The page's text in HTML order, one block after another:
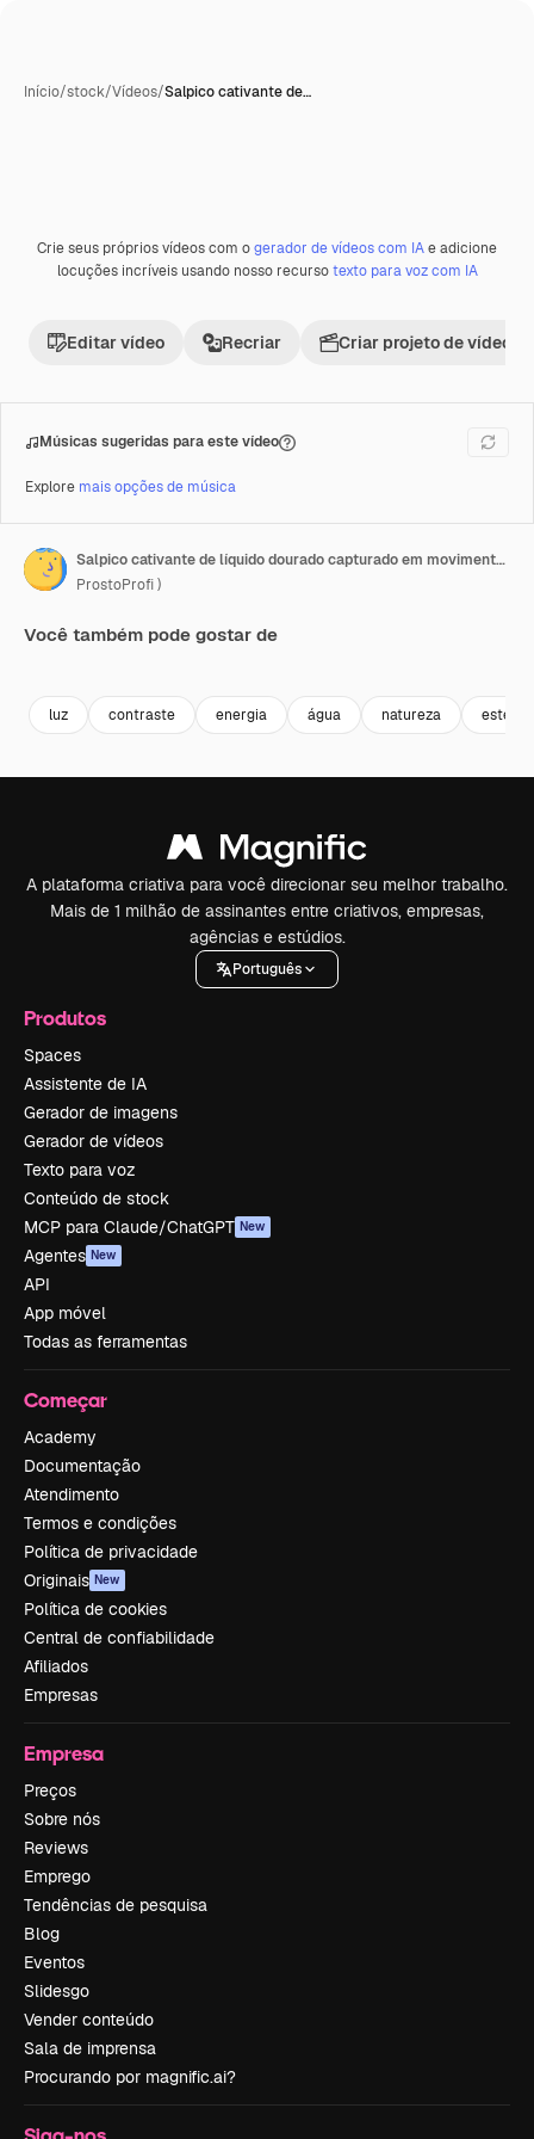
Início/stock/Vídeos/Salpico cativante de…
PremiumGerada com IA
Crie seus próprios vídeos com ogerador de vídeos com IAe adicione
locuções incríveis usando nosso recursotexto para voz com IA
Editar vídeo Recriar Criar projeto de vídeo
Músicas sugeridas para este vídeo
Explore mais opções de música
Salpico cativante de líquido dourado capturado em movimento com gotículas cintilantes contra um fundo radiante, exibindo a beleza da dinâmica dos fluidos e do jogo de cores.
ProstoProfi )
Você também pode gostar de
luz contraste energia água natureza
A plataforma criativa para você direcionar seu melhor trabalho.
Mais de 1 milhão de assinantes entre criativos, empresas,
agências e estúdios.
Português
Produtos
Spaces
Assistente de IA
Gerador de imagens
Gerador de vídeos
Texto para voz
Conteúdo de stock
MCP para Claude/ChatGPT New
Agentes New
API
App móvel
Todas as ferramentas
Começar
Academy
Documentação
Atendimento
Termos e condições
Política de privacidade
Originais New
Política de cookies
Central de confiabilidade
Afiliados
Empresas
Empresa
Preços
Sobre nós
Reviews
Emprego
Tendências de pesquisa
Blog
Eventos
Slidesgo
Vender conteúdo
Sala de imprensa
Procurando por magnific.ai?